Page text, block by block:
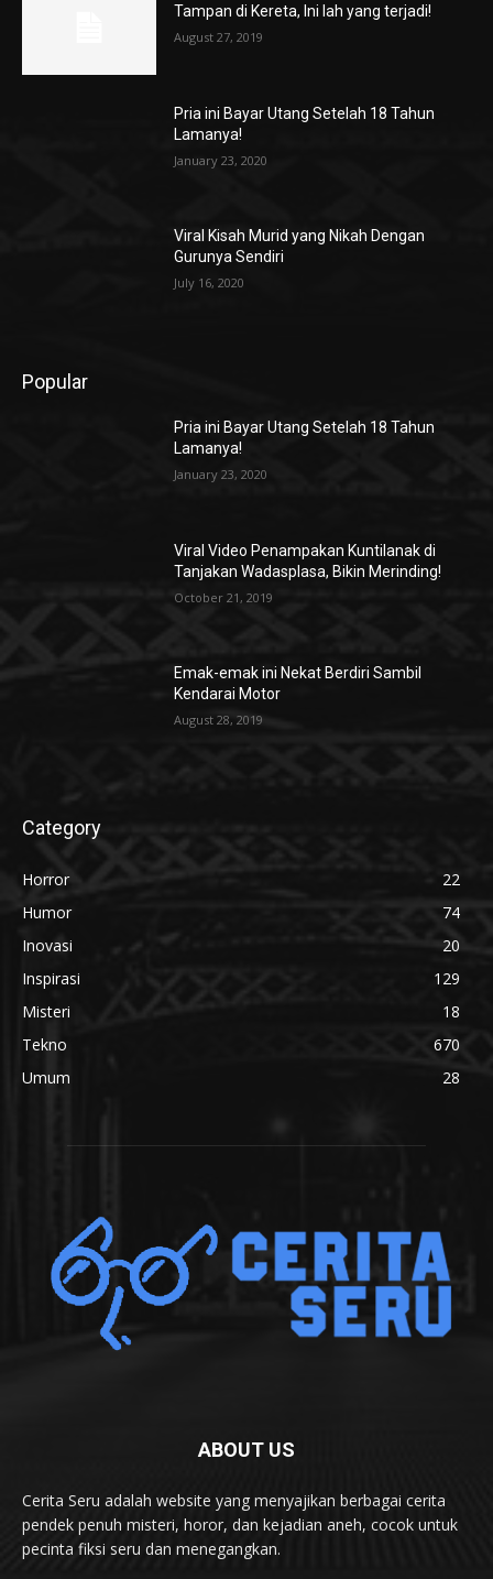
Tampan di Kereta, Ini lah yang terjadi!
August 27, 2019
Pria ini Bayar Utang Setelah 18 Tahun
Lamanya!
January 23, 2020
Viral Kisah Murid yang Nikah Dengan
Gurunya Sendiri
July 16, 2020
Popular
Pria ini Bayar Utang Setelah 18 Tahun
Lamanya!
January 23, 2020
Viral Video Penampakan Kuntilanak di
Tanjakan Wadasplasa, Bikin Merinding!
October 21, 2019
Emak-emak ini Nekat Berdiri Sambil
Kendarai Motor
August 28, 2019
Category
Horror
22
Humor
74
Inovasi
20
Inspirasi
129
Misteri
18
Tekno
670
Umum
28
ABOUT US
Cerita Seru adalah website yang menyajikan berbagai cerita
pendek penuh misteri, horor, dan kejadian aneh, cocok untuk
pecinta fiksi seru dan menegangkan.